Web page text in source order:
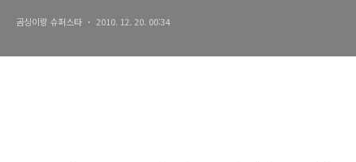
곰싱이랑 슈퍼스타 2010. 12. 20. 00:34